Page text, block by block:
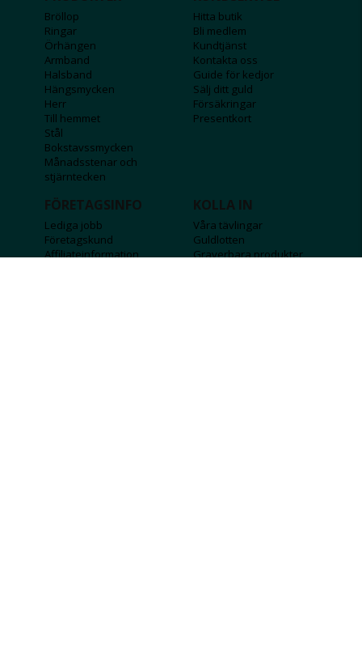
Bröllop
Ringar
Örhängen
Armband
Halsband
Hängsmycken
Herr
Till hemmet
Stål
Bokstavssmycken
Månadsstenar och
stjärntecken
Hitta butik
Bli medlem
Kundtjänst
Kontakta oss
Guide för kedjor
Sälj ditt guld
Försäkringar
Presentkort
FÖRETAGSINFO
Lediga jobb
Företagskund
Affiliateinformation
KOLLA IN
Våra tävlingar
Guldlotten
Graverbara produkter